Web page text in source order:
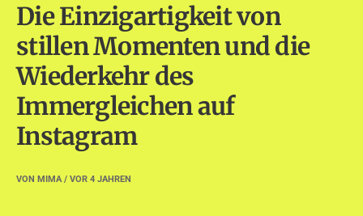
Die Einzigartigkeit von
stillen Momenten und die
Wiederkehr des
Immergleichen auf
Instagram
VON MIMA/ VOR 4 JAHREN